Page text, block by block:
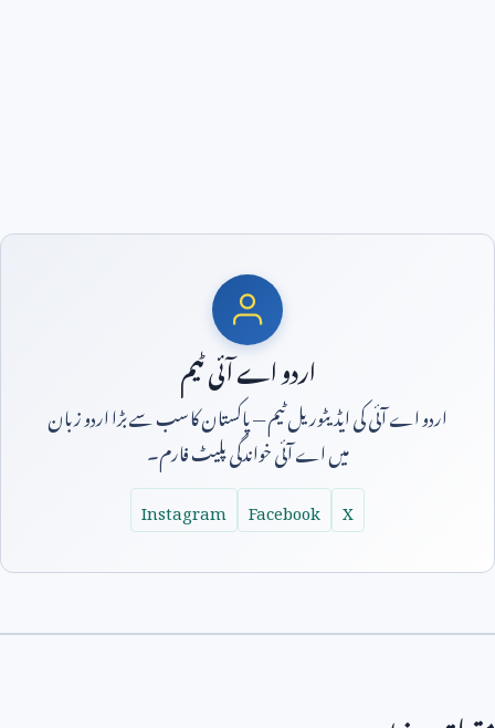
اردو اے آئی ٹیم
اردو اے آئی کی ایڈیٹوریل ٹیم — پاکستان کا سب سے بڑا اردو زبان
میں اے آئی خواندگی پلیٹ فارم۔
X
Facebook
Instagram